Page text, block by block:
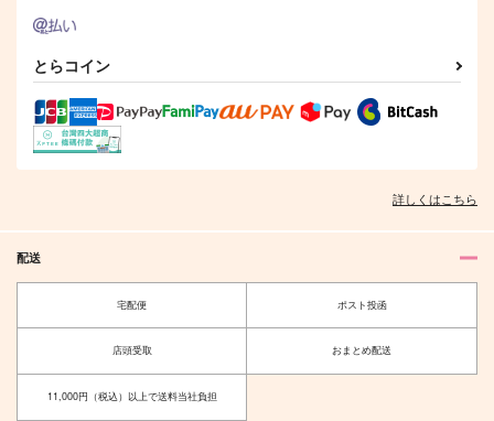
とらコイン
詳しくはこちら
配送
宅配便 ポスト投函
店頭受取 おまとめ配送
11,000円（税込）以上で送料当社負担